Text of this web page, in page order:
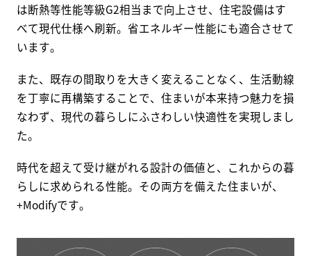
は断熱等性能等級G2相当まで向上させ、住宅設備はす
べて現代仕様へ刷新。省エネルギー性能にも適合させて
います。
また、既存の間取りを大きく変えることなく、生活動線
を丁寧に再構築することで、住まいが本来持つ魅力を損
なわず、現代の暮らしにふさわしい快適性を実現しまし
た。
時代を超えて受け継がれる設計の価値と、これからの暮
らしに求められる性能。その両方を備えた住まいが、
+Modifyです。